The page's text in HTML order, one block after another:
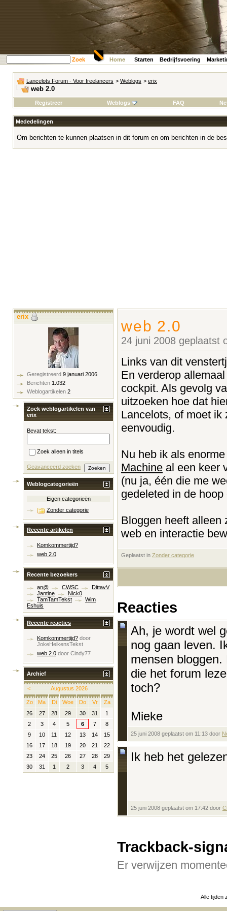
Zoek Home Starten Bedrijfsvoering
Lancelots Forum - Voor freelancers > Weblogs > erix
web 2.0
Registreer Weblogs FAQ
Mededelingen
Om berichten te kunnen plaatsen in dit forum en om berichten in de
web 2.0
24 juni 2008 geplaatst
Links van dit
En verderop
cockpit. Als gevolg
uitzoeken hoe dat
Lancelots, of moet ik
eenvoudig.
Nu heb ik als
Machine al een keer
(nu ja, één die me
gedeleted in de
Bloggen heeft alleen
web en interactie
Geplaatst in Zonder categorie
Reacties
Ah, je wordt wel
nog gaan leven.
mensen
die het forum
toch?
Mieke
25 juni 2008 geplaatst om 11:13 door
Ik heb het
25 juni 2008 geplaatst om 17:42 door
Trackback-
Er verwijzen
erix
Geregistreerd 9 januari 2006
Berichten 1.032
Weblogartikelen 2
Zoek weblogartikelen van
erix
Bevat tekst:
Zoek alleen in titels
Geavanceerd zoeken
Weblogcategorieën
Eigen categorieën
Zonder categorie
Recente artikelen
Komkommertijd?
web 2.0
Recente bezoekers
an@ CWSC
DittavV
Jantine
Nick0
TamTamTekst
Wim
Eshuis
Recente reacties
Komkommertijd? door
JokeHeikensTekst
web 2.0 door Cindy77
Archief
< Augustus 2026
Zo Ma Di Woe Do Vr
Za
26
27 28 29 30 31
1
2
3 4 5 6 7
8
9
10 11 12 13 14
15
16
17 18 19 20 21
22
23
24 25 26 27 28
29
30
31 1 2 3 4 5
Alle tijden